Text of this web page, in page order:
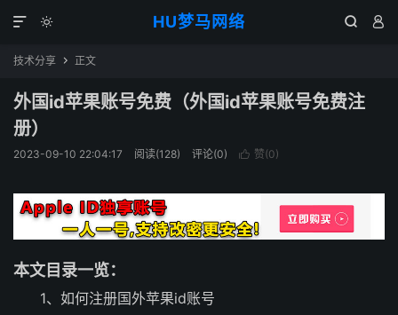
HU梦马网络
  

技术分享  正文
外国id苹果账号免费（外国id苹果账号免费注
册）
2023-09-10 22:04:17 阅读(128) 评论(0)  赞(0)
本文目录一览：
1、如何注册国外苹果id账号